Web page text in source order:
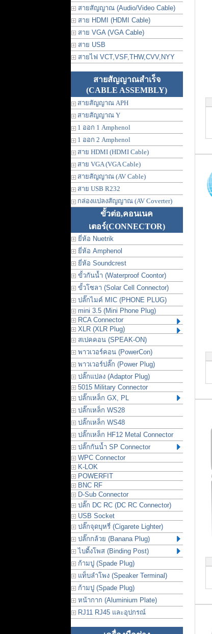
สายสัญญาณ (Audio/Video Cable)
สาย HDMI (HDMI Cable)
สาย VGA (VGA Cable)
สาย USB
สายไฟ VCT,VSF,THW,CVV,NYY
สายสัญญาณสำเร็จ
(CABLE ASSEMBLY)
สายสัญญาณ APH
สายสัญญาณ Y
1 ออก 1 Amphenol
1 ออก 2 Amphenol
สาย HDMI (HDMI Cable)
สาย VGA (VGA Cable)
สายสัญญาณ (AV Cable)
สาย USB R232
กล่องแปลงสัญญาณ (AV Coverter)
ขั้วต่อ,คอนเนค
เตอร์(CONNECTOR)
ยี่ห้อ Nuetrik
ยี่ห้อ Amphenol
ยี่ห้อ Soundcrest
ขั้วกันน้ำ (Waterproof Coontor)
ขั้วโซลา (Solar Cell Connector)
ปลั๊กไมค์ MIC (PHONE PLUG)
mini 3.5 (Mini Phone Plug)
RCA Connector
XLR (XLR Plug)
สเปคคอน (SPEAK-ON)
พาวเวอร์คอน (PowerCon)
พาวเวอร์ปลั๊ก (Power Plug)
ปลั๊กแปลง (Adaptor Plug)
5015 Military Connector
ปลั๊กเหล็ก GX, PL
ปลั๊กเหล็ก WS28
ปลั๊กเหล็ก WS48
ปลั๊กเหล็ก HF12 Metal Connector
ปลั๊กกันน้ำ SP Connector
WPC Connector
K-LOK
POWERFIT
BNC RF
D-Sub Connector
ปลั๊ก DC RC (DC RC Connector)
USB Socket
ปลั๊กจุดบุหรี่ (Cigarete Lighter)
ปลั๊กกล้วย (Banana Plug)
ไบดิ้งโพส (Binding Post)
ก้ามปู (Spade Plug)
แท็บลำโพง (Speaker Terminal)
ก้ามปู (Spade Plug)
หน้ากาก (Aluminium Plate)
RJ11 RJ45 และอุปกรณ์